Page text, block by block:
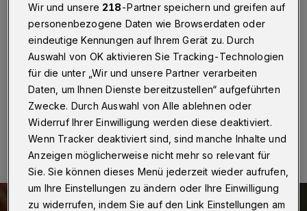
der Landesregierung noch deutlich größer sein. Etwas
Abhilfe soll nach Angaben von Marcel Hafke,
stellvertretender Vorsitzender der FDP-
Landtagsfraktion und Wuppertaler Abgeordneter, eine
App des Landes NRW schaffen.
31.03.2021 , 21:04 Uhr Eine Minute Lesezeit
Wir und unsere 218-Partner speichern und greifen auf
personenbezogene Daten wie Browserdaten oder
eindeutige Kennungen auf Ihrem Gerät zu. Durch
Auswahl von OK aktivieren Sie Tracking-Technologien
für die unter „Wir und unsere Partner verarbeiten
Daten, um Ihnen Dienste bereitzustellen“ aufgeführten
Zwecke. Durch Auswahl von Alle ablehnen oder
Widerruf Ihrer Einwilligung werden diese deaktiviert.
Wenn Tracker deaktiviert sind, sind manche Inhalte und
Anzeigen möglicherweise nicht mehr so relevant für
Sie. Sie können dieses Menü jederzeit wieder aufrufen,
um Ihre Einstellungen zu ändern oder Ihre Einwilligung
zu widerrufen, indem Sie auf den Link Einstellungen am